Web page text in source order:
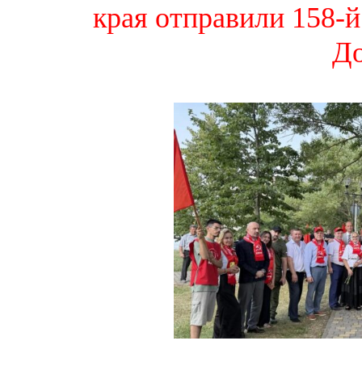
края отправили 158-